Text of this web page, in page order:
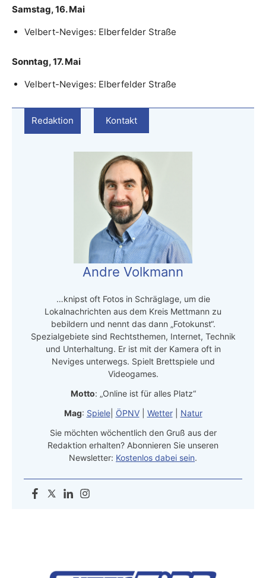
Samstag, 16. Mai
Velbert-Neviges: Elberfelder Straße
Sonntag, 17. Mai
Velbert-Neviges: Elberfelder Straße
Redaktion Kontakt
Andre Volkmann
…knipst oft Fotos in Schräglage, um die
Lokalnachrichten aus dem Kreis Mettmann zu
bebildern und nennt das dann „Fotokunst“.
Spezialgebiete sind Rechtsthemen, Internet, Technik
und Unterhaltung. Er ist mit der Kamera oft in
Neviges unterwegs. Spielt Brettspiele und
Videogames.
Motto: „Online ist für alles Platz“
Mag: Spiele| ÖPNV| Wetter| Natur
Sie möchten wöchentlich den Gruß aus der
Redaktion erhalten? Abonnieren Sie unseren
Newsletter: Kostenlos dabei sein.